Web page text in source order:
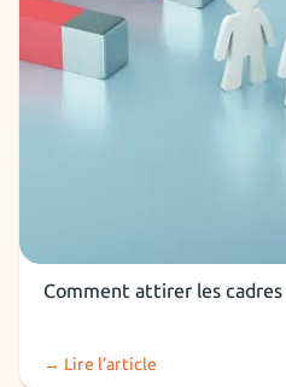
RH et recruteurs
Comment attirer les cadres
→ Lire l’article